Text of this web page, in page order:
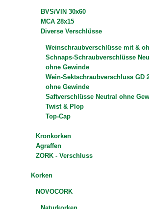
BVS/VIN 30x60
MCA 28x15
Diverse Verschlüsse
Weinschraubverschlüsse mit &
Schnaps-Schraubverschlüsse
ohne Gewinde
Wein-Sektschraubverschluss GD
ohne Gewinde
Saftverschlüsse Neutral ohne
Twist & Plop
Top-Cap
Kronkorken
Agraffen
ZORK - Verschluss
Korken
NOVOCORK